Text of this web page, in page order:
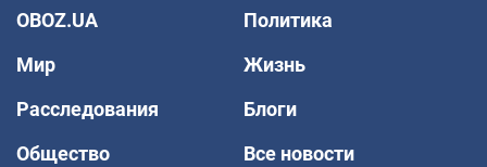
OBOZ.UA
Политика
Мир
Жизнь
Расследования
Блоги
Общество
Все новости